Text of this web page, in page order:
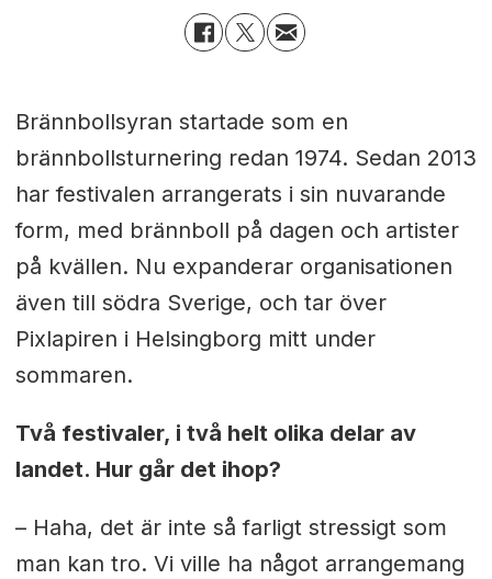
Brännbollsyran startade som en
brännbollsturnering redan 1974. Sedan 2013
har festivalen arrangerats i sin nuvarande
form, med brännboll på dagen och artister
på kvällen. Nu expanderar organisationen
även till södra Sverige, och tar över
Pixlapiren i Helsingborg mitt under
sommaren.
Två festivaler, i två helt olika delar av
landet. Hur går det ihop?
– Haha, det är inte så farligt stressigt som
man kan tro. Vi ville ha något arrangemang